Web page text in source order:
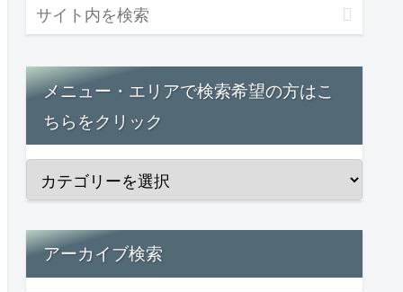
メニュー・エリアで検索希望の方はこ
ちらをクリック
アーカイブ検索